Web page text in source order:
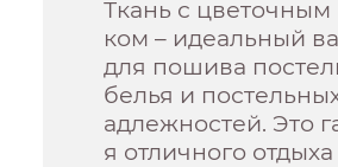
Ткань с цветочным
ком – идеальный
для пошива
белья и
адлежностей. Это
я отличного